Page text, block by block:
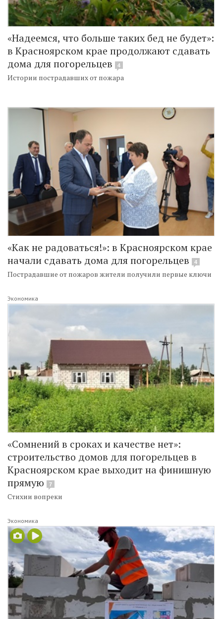
«Надеемся, что больше таких бед не будет»:
в Красноярском крае продолжают сдавать
дома для погорельцев
4
Истории пострадавших от пожара
«Как не радоваться!»: в Красноярском крае
начали сдавать дома для погорельцев
4
Пострадавшие от пожаров жители получили первые ключи
Экономика
«Сомнений в сроках и качестве нет»:
строительство домов для погорельцев в
Красноярском крае выходит на финишную
прямую
7
Стихии вопреки
Экономика